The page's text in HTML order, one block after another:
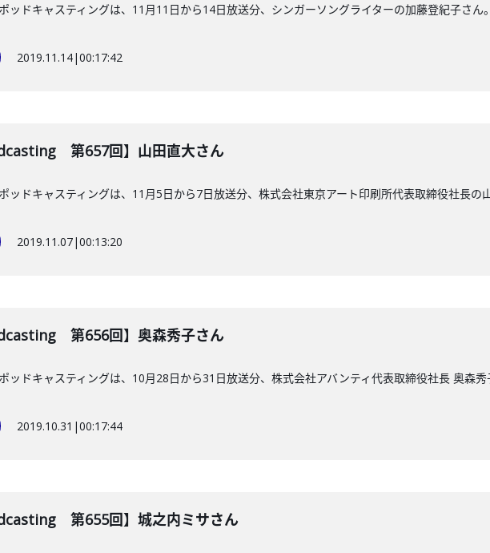
ッドキャスティングは、11月11日から14日放送分、シンガーソングライターの加藤登紀子さん
2019.11.14|00:17:42
第657回】山田直大さん
ッドキャスティングは、11月5日から7日放送分、株式会社東京アート印刷所代表取締役社長の
2019.11.07|00:13:20
第656回】奥森秀子さん
ッドキャスティングは、10月28日から31日放送分、株式会社アバンティ代表取締役社長 奥森秀
2019.10.31 |00:17:44
第655回】城之内ミサさん